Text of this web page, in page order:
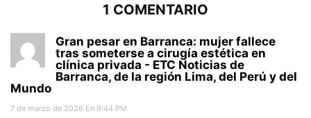
1 COMENTARIO
Gran pesar en Barranca: mujer fallece
tras someterse a cirugía estética en
clínica privada - ETC Noticias de
Barranca, de la región Lima, del Perú y del
Mundo
7 de marzo de 2026 En 9:44 PM